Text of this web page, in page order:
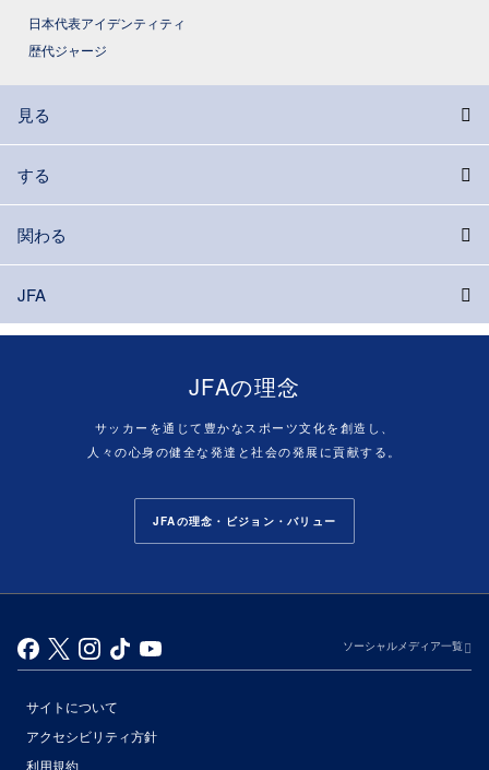
日本代表アイデンティティ
歴代ジャージ
見る
する
関わる
JFA
JFAの理念
サッカーを通じて豊かなスポーツ文化を創造し、
人々の心身の健全な発達と社会の発展に貢献する。
JFAの理念・ビジョン・バリュー
ソーシャルメディア一覧
サイトについて
アクセシビリティ方針
利用規約